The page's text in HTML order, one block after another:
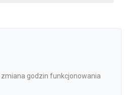
godzin funkcjonowania